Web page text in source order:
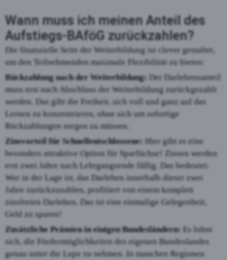
Wann muss ich meinen Anteil des
Aufstiegs-BAföG zurückzahlen?
Die finanzielle Seite der Weiterbildung ist clever gestaltet,
um den Teilnehmenden maximale Flexibilität zu bieten:
Rückzahlung nach der Weiterbildung:
Der Darlehensanteil
muss erst nach Abschluss der Weiterbildung zurückgezahlt
werden. Das gibt die Freiheit, sich voll und ganz auf das
Lernen zu konzentrieren, ohne sich um sofortige
Rückzahlungen sorgen zu müssen.
Zinsvorteil für Schnellentschlossene: Hier gibt es eine
besonders attraktive Option für Sparfüchse! Zinsen werden
erst zwei Jahre nach Lehrgangsende fällig. Das bedeutet:
Wer in der Lage ist, das Darlehen innerhalb dieser zwei
Jahre zurückzuzahlen, profitiert von einem komplett
zinsfreien Darlehen. Das ist eine einmalige Gelegenheit,
Geld zu sparen!
Zusätzliche Prämien in einigen Bundesländern: Es lohnt
sich, die Fördermöglichkeiten des eigenen Bundeslandes
genau unter die Lupe zu nehmen. In manchen Regionen